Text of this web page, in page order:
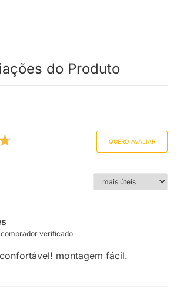
do Produto
QUERO AVALIAR
comprador verificado
montagem fácil.